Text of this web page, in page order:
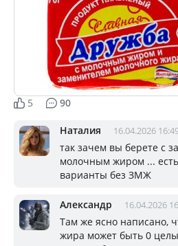
5 90
Наталия 16.04.2026
так зачем вы берете с
молочным жиром ...
варианты без ЗМЖ
Александр 16.04.2026
Там же ясно написано,
жира может быть 0